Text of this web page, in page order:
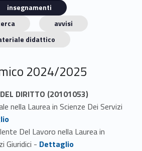
insegnamenti
avvisi
didattico
2024/2025
DIRITTO (20101053)
nella Laurea in Scienze Dei Servizi
Del Lavoro nella Laurea in
Giuridici - Link identifier #identifier_person_23490-2
Dettaglio